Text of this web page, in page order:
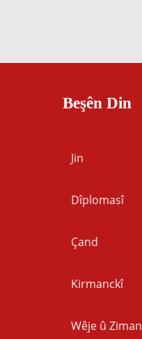
Beşên Din
Jin
Dîplomasî
Çand
Kirmanckî
Wêje û Ziman